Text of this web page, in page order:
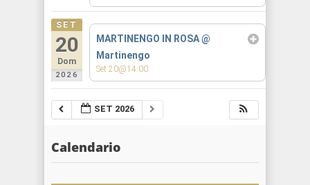
SET
20
Dom
2026
MARTINENGO IN ROSA@
Martinengo
Set 20@14:00
SET 2026
Calendario